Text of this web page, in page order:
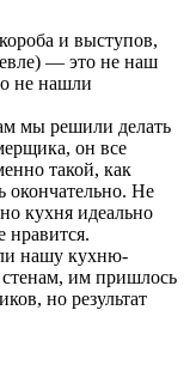
и выступов,
— это не наш
не нашли
мы решили делать
он все
такой, как
окончательно. Не
кухня идеально
нравится.
нашу кухню-
им пришлось
но результат